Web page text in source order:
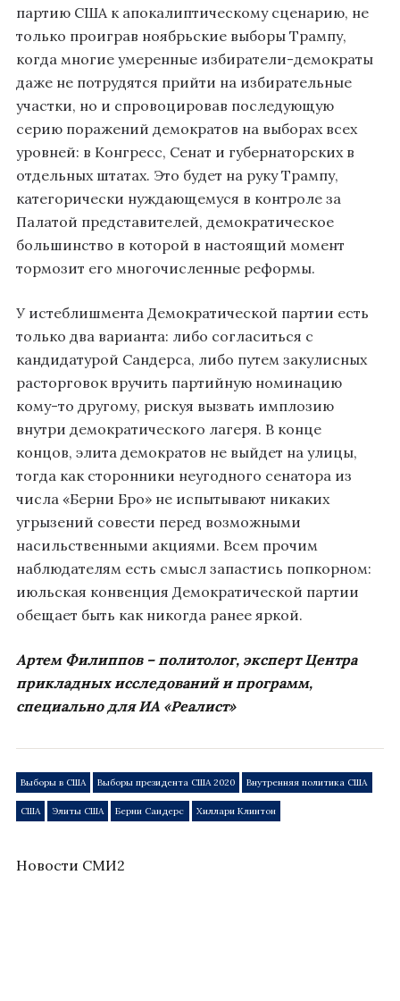
партию США к апокалиптическому сценарию, не
только проиграв ноябрьские выборы Трампу,
когда многие умеренные избиратели-демократы
даже не потрудятся прийти на избирательные
участки, но и спровоцировав последующую
серию поражений демократов на выборах всех
уровней: в Конгресс, Сенат и губернаторских в
отдельных штатах. Это будет на руку Трампу,
категорически нуждающемуся в контроле за
Палатой представителей, демократическое
большинство в которой в настоящий момент
тормозит его многочисленные реформы.
У истеблишмента Демократической партии есть
только два варианта: либо согласиться с
кандидатурой Сандерса, либо путем закулисных
расторговок вручить партийную номинацию
кому-то другому, рискуя вызвать имплозию
внутри демократического лагеря. В конце
концов, элита демократов не выйдет на улицы,
тогда как сторонники неугодного сенатора из
числа «Берни Бро» не испытывают никаких
угрызений совести перед возможными
насильственными акциями. Всем прочим
наблюдателям есть смысл запастись попкорном:
июльская конвенция Демократической партии
обещает быть как никогда ранее яркой.
Артем Филиппов – политолог, эксперт Центра
прикладных исследований и программ,
специально для ИА «Реалист»
Выборы в США Выборы президента США 2020 Внутренняя политика США
США Элиты США Берни Сандерс Хиллари Клинтон
Новости СМИ2